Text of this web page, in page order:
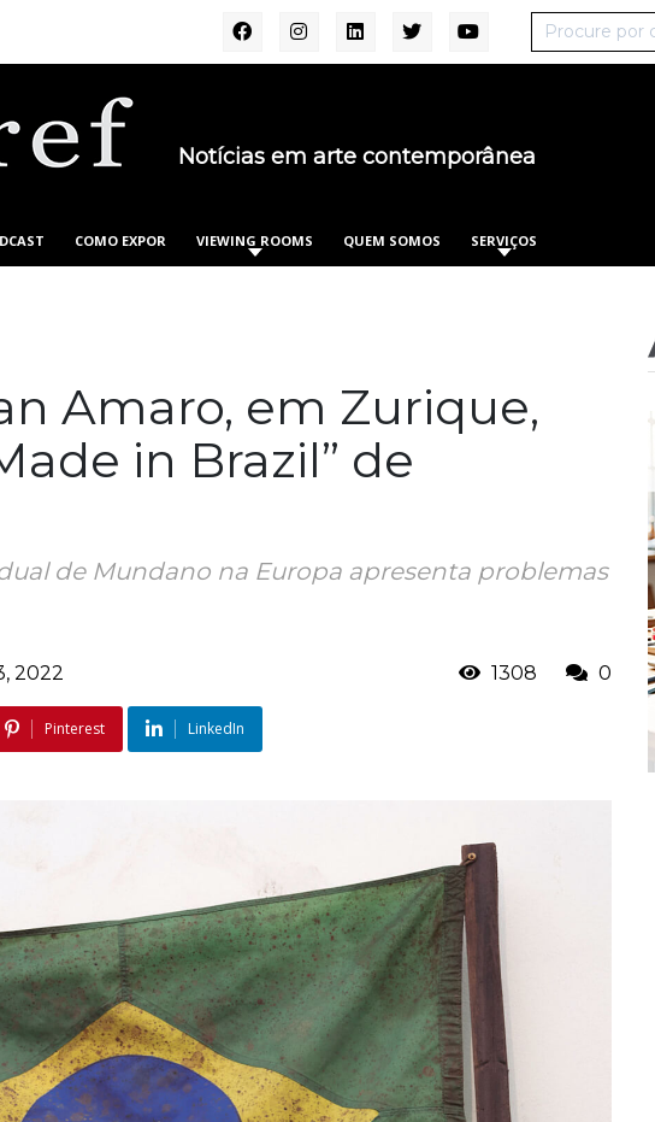
Notícias em arte contemporânea
COMO EXPOR VIEWING ROOMS QUEM SOMOS SERVIÇOS
Amaro, em Zurique,
in Brazil” de
de Mundano na Europa apresenta problemas
2022 1308 0
Pinterest LinkedIn